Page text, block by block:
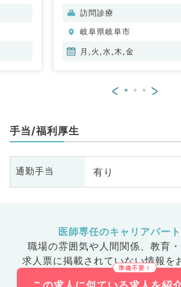
脳神経外科、呼吸器外科、
環器内科、呼吸器内科、消
科、内分泌・代謝内科、腎
腺外科、膠原病科、大腸・
訪問診療
岐阜県岐阜市
月,火,水,木,金
< >
手当/福利厚生
通勤手当 有り
医師専任のキャリアパー
職場の雰囲気や人間関係、 教育
求人票に掲載されていない情報を